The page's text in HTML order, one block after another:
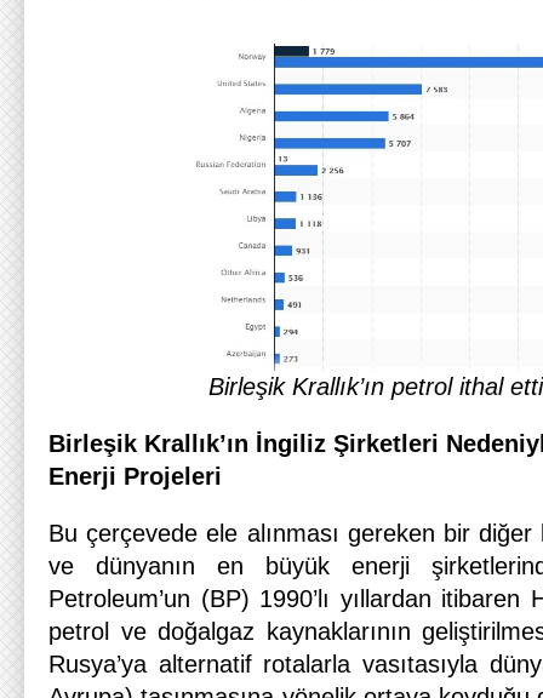
Birleşik Krallık’ın petrol ithal
Birleşik Krallık’ın İngiliz Şirketleri
Enerji Projeleri
Bu çerçevede ele alınması gereken bir
ve dünyanın en büyük enerji
Petroleum’un (BP) 1990’lı yıllardan itibaren
petrol ve doğalgaz kaynaklarının
Rusya’ya alternatif rotalarla vasıtasıyla